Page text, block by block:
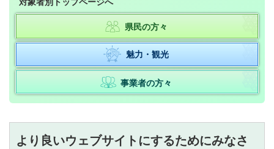
県民の方々
魅力・観光
事業者の方々
より良いウェブサイトにするためにみなさ